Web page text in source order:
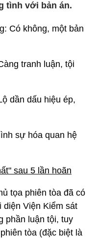
tình với bản án.
Có không, một bản
tranh luận, tội
dần dấu hiệu ép,
sự hóa quan hệ
sau 5 lần hoãn
tọa phiên tòa đã có
diện Viện Kiểm sát
phần luận tội, tuy
tòa (đặc biệt là